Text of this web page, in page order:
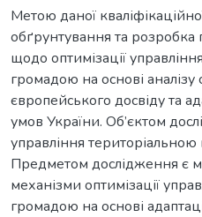
Метою даної
обґрунтування та
щодо оптимізації
громадою на основі аналізу
європейського досвіду та
умов України. Об’єктом
управління
Предметом дослідження є
механізми оптимізації
громадою на основі